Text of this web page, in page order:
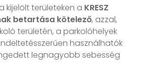
kijelölt területeken a KRESZ
betartása kötelező, azzal,
területén, a parkolóhelyek
használhatók
legnagyobb sebesség